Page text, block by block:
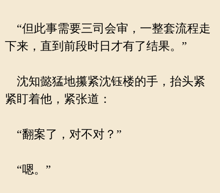
“但此事需要三司会审，一整套流程走
下来，直到前段时日才有了结果。”
沈知懿猛地攥紧沈钰楼的手，抬头紧
紧盯着他，紧张道：
“翻案了，对不对？”
“嗯。”